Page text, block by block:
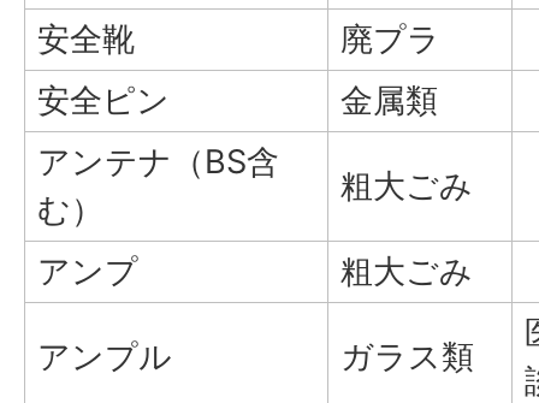
安全靴
廃プラ
安全ピン
金属類
アンテナ（BS含
む）
粗大ごみ
アンプ 粗大ごみ
アンプル ガラス類